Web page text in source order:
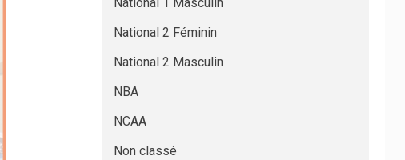
National 2 Féminin
National 2 Masculin
NBA
NCAA
Non classé